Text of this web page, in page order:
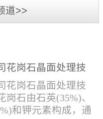
道>>
花岗石晶面处理技
花岗石晶面处理技
岗石由石英(35%)、
和钾元素构成，通